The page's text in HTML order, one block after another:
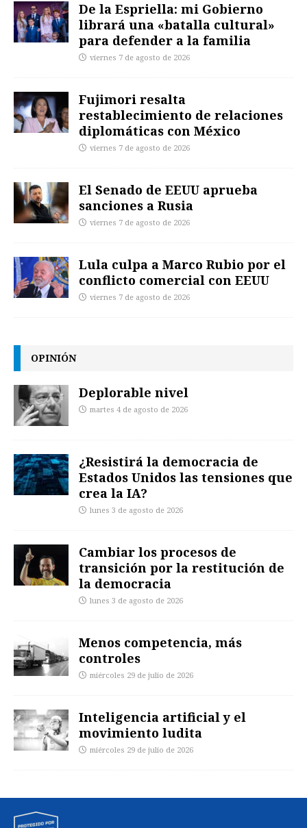
De la Espriella: mi Gobierno
librará una «batalla cultural»
para defender a la familia
viernes 7 de agosto de 2026
Fujimori resalta
restablecimiento de relaciones
diplomáticas con México
viernes 7 de agosto de 2026
El Senado de EEUU aprueba
sanciones a Rusia
viernes 7 de agosto de 2026
Lula culpa a Marco Rubio por el
conflicto comercial con EEUU
viernes 7 de agosto de 2026
OPINIÓN
Deplorable nivel
martes 4 de agosto de 2026
¿Resistirá la democracia de
Estados Unidos las tensiones que
crea la IA?
lunes 3 de agosto de 2026
Cambiar los procesos de
transición por la restitución de
la democracia
lunes 3 de agosto de 2026
Menos competencia, más
controles
miércoles 29 de julio de 2026
Inteligencia artificial y el
movimiento ludita
miércoles 29 de julio de 2026